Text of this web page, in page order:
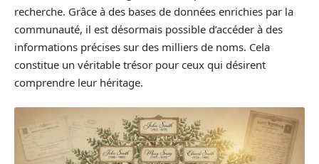
recherche. Grâce à des bases de données enrichies par la
communauté, il est désormais possible d’accéder à des
informations précises sur des milliers de noms. Cela
constitue un véritable trésor pour ceux qui désirent
comprendre leur héritage.